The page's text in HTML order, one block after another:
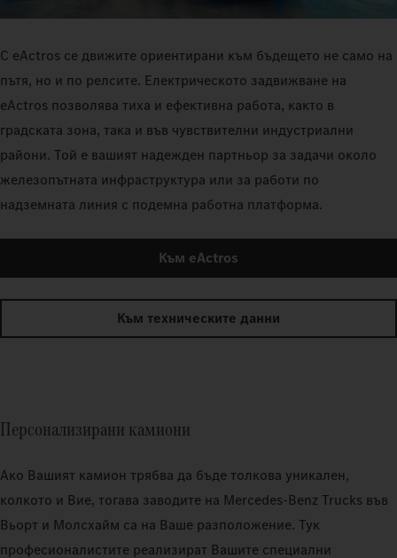
С eActros се движите ориентирани към бъдещето не само на
пътя, но и по релсите. Електрическото задвижване на
eActros позволява тиха и ефективна работа, както в
градската зона, така и във чувствителни индустриални
райони. Той е вашият надежден партньор за задачи около
железопътната инфраструктура или за работи по
надземната линия с подемна работна платформа.
Към eActros
Към техническите данни
Персонализирани камиони
Ако Вашият камион трябва да бъде толкова уникален,
колкото и Вие, тогава заводите на Mercedes‑Benz Trucks във
Вьорт и Молсхайм са на Ваше разположение. Тук
професионалистите реализират Вашите специални